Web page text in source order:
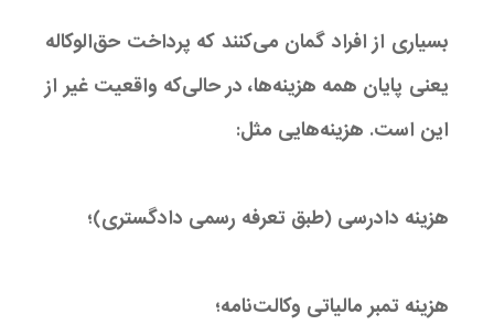
بسیاری از افراد گمان می‌کنند که پرداخت حق‌الوکاله
یعنی پایان همه هزینه‌ها، در حالی‌که واقعیت غیر از
این است. هزینه‌هایی مثل:
هزینه دادرسی (طبق تعرفه رسمی دادگستری)؛
هزینه تمبر مالیاتی وکالت‌نامه؛